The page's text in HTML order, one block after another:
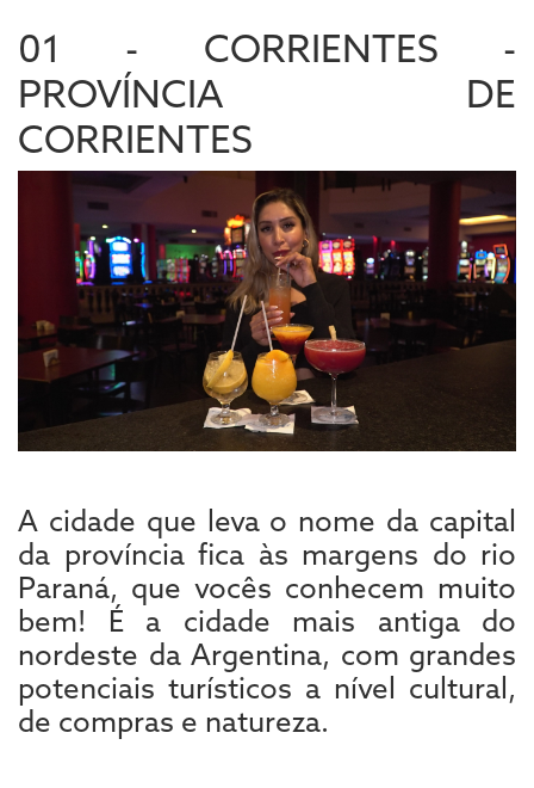
01 - CORRIENTES -
PROVÍNCIA DE
CORRIENTES
A cidade que leva o nome da capital
da província fica às margens do rio
Paraná, que vocês conhecem muito
bem! É a cidade mais antiga do
nordeste da Argentina, com grandes
potenciais turísticos a nível cultural,
de compras e natureza.